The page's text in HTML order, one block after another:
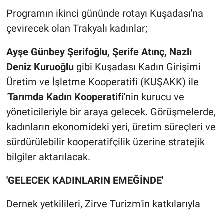
Programın ikinci gününde rotayı Kuşadası'na
çevirecek olan Trakyalı kadınlar;
Ayşe Günbey Şerifoğlu, Şerife Atınç, Nazlı
Deniz Kuruoğlugibi Kuşadası Kadın Girişimi
Üretim ve İşletme Kooperatifi (KUŞAKK) ile
'Tarımda Kadın Kooperatifi'nin kurucu ve
yöneticileriyle bir araya gelecek. Görüşmelerde,
kadınların ekonomideki yeri, üretim süreçleri ve
sürdürülebilir kooperatifçilik üzerine stratejik
bilgiler aktarılacak.
'GELECEK KADINLARIN EMEĞİNDE'
Dernek yetkilileri, Zirve Turizm'in katkılarıyla